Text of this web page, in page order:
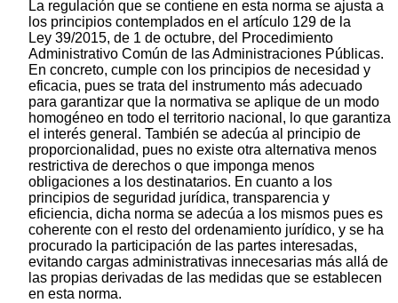
La regulación que se contiene en esta norma se ajusta a
los principios contemplados en el artículo 129 de la
Ley 39/2015, de 1 de octubre, del Procedimiento
Administrativo Común de las Administraciones Públicas.
En concreto, cumple con los principios de necesidad y
eficacia, pues se trata del instrumento más adecuado
para garantizar que la normativa se aplique de un modo
homogéneo en todo el territorio nacional, lo que garantiza
el interés general. También se adecúa al principio de
proporcionalidad, pues no existe otra alternativa menos
restrictiva de derechos o que imponga menos
obligaciones a los destinatarios. En cuanto a los
principios de seguridad jurídica, transparencia y
eficiencia, dicha norma se adecúa a los mismos pues es
coherente con el resto del ordenamiento jurídico, y se ha
procurado la participación de las partes interesadas,
evitando cargas administrativas innecesarias más allá de
las propias derivadas de las medidas que se establecen
en esta norma.